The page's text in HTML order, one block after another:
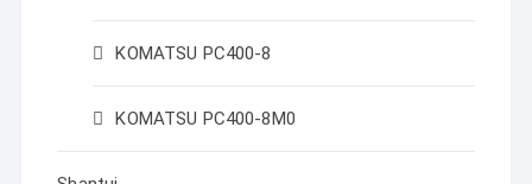
KOMATSU PC400-8
KOMATSU PC400-8M0